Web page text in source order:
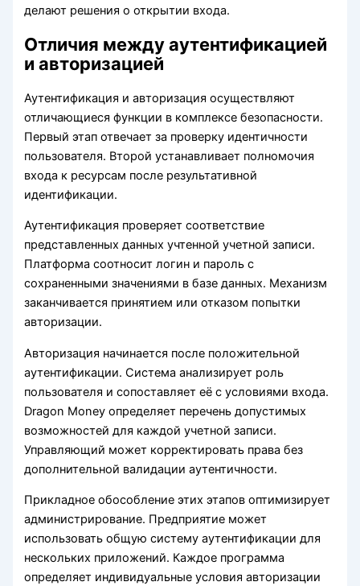
делают решения о открытии входа.
Отличия между аутентификацией
и авторизацией
Аутентификация и авторизация осуществляют
отличающиеся функции в комплексе безопасности.
Первый этап отвечает за проверку идентичности
пользователя. Второй устанавливает полномочия
входа к ресурсам после результативной
идентификации.
Аутентификация проверяет соответствие
представленных данных учтенной учетной записи.
Платформа соотносит логин и пароль с
сохраненными значениями в базе данных. Механизм
заканчивается принятием или отказом попытки
авторизации.
Авторизация начинается после положительной
аутентификации. Система анализирует роль
пользователя и сопоставляет её с условиями входа.
Dragon Money определяет перечень допустимых
возможностей для каждой учетной записи.
Управляющий может корректировать права без
дополнительной валидации аутентичности.
Прикладное обособление этих этапов оптимизирует
администрирование. Предприятие может
использовать общую систему аутентификации для
нескольких приложений. Каждое программа
определяет индивидуальные условия авторизации